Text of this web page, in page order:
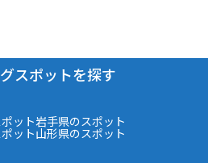
スポットを探す
ット岩手県のスポット
ット山形県のスポット